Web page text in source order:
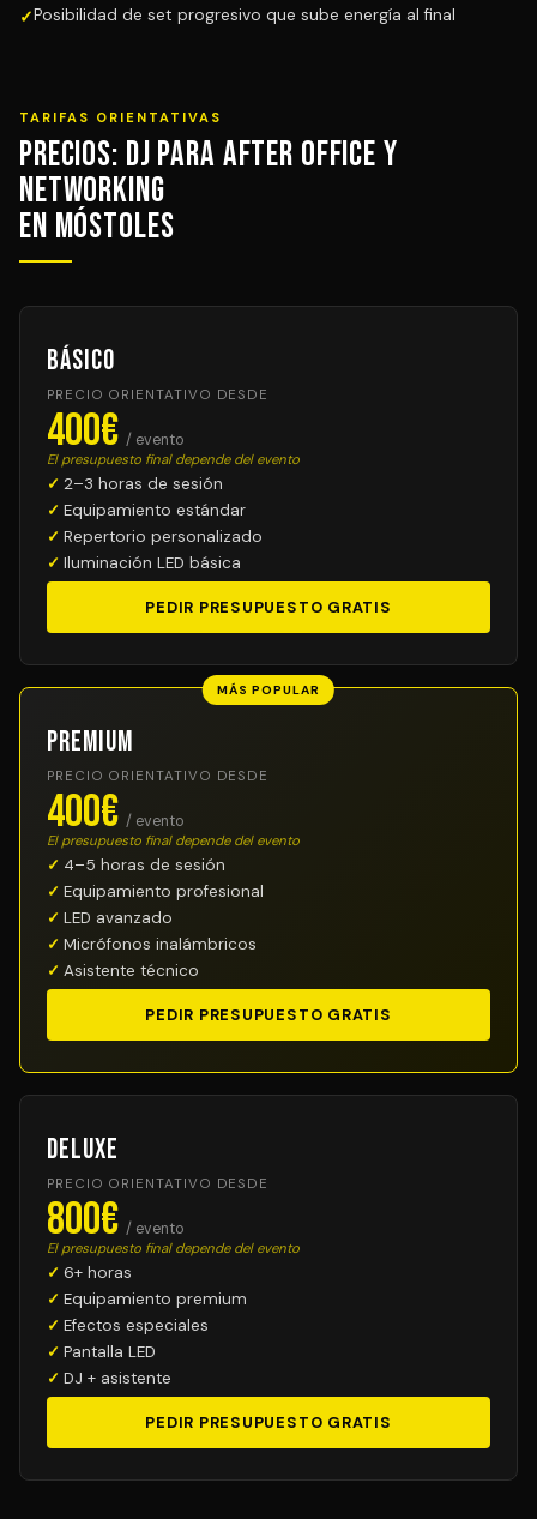
Posibilidad de set progresivo que sube energía al final
TARIFAS ORIENTATIVAS
Precios: DJ para After Office y
Networking
en Móstoles
Básico
PRECIO ORIENTATIVO DESDE
400€ / evento
El presupuesto final depende del evento
2–3 horas de sesión
Equipamiento estándar
Repertorio personalizado
Iluminación LED básica
PEDIR PRESUPUESTO GRATIS
MÁS POPULAR
Premium
PRECIO ORIENTATIVO DESDE
400€ / evento
El presupuesto final depende del evento
4–5 horas de sesión
Equipamiento profesional
LED avanzado
Micrófonos inalámbricos
Asistente técnico
PEDIR PRESUPUESTO GRATIS
Deluxe
PRECIO ORIENTATIVO DESDE
800€ / evento
El presupuesto final depende del evento
6+ horas
Equipamiento premium
Efectos especiales
Pantalla LED
DJ + asistente
PEDIR PRESUPUESTO GRATIS